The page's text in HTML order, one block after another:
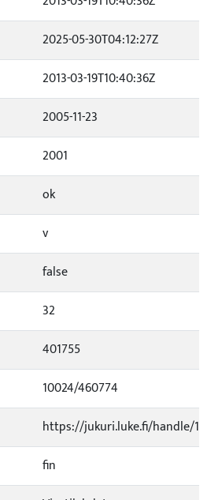
2025-05-30T04:12:27Z
2013-03-19T10:40:36Z
2005-11-23
2001
ok
v
false
32
401755
10024/460774
https://jukuri.luke.fi/handle/
fin